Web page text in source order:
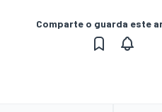
Comparte o guarda este